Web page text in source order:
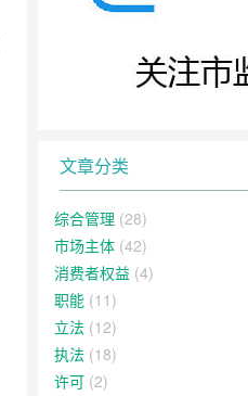
文章分类
综合管理 (28)
市场主体 (42)
消费者权益 (4)
职能 (11)
立法 (12)
执法 (18)
许可 (2)